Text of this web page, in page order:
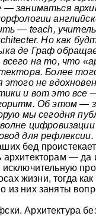
заниматься
— teach,
Но как
де Граф
всего на то, что
Более
этого не
и вот это все
Об этом —
мы сегодня
цифровизации
для рефлексии.
бед
архитекторам —
жизни, тогда
из них заняты
Архитектура